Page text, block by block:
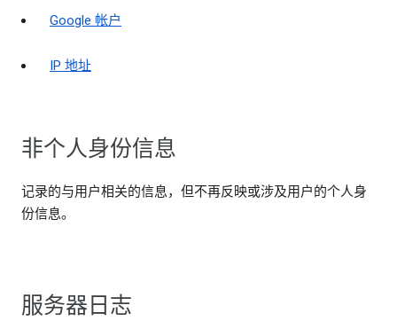
Google 帐户
IP 地址
非个人身份信息
记录的与用户相关的信息，但不再反映或涉及用户的个人身
份信息。
服务器日志